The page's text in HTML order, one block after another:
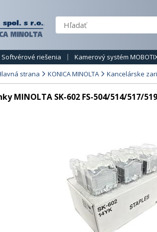
Softvérové riešenia Kamerový systém
strana KONICA MINOLTA Kancelárske
MINOLTA SK-602 FS-504/514/517/